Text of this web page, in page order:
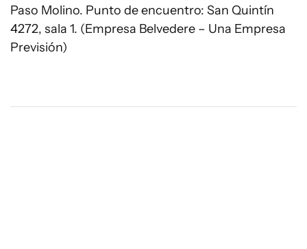
Paso Molino. Punto de encuentro: San Quintín
4272, sala 1. (Empresa Belvedere – Una Empresa
Previsión)